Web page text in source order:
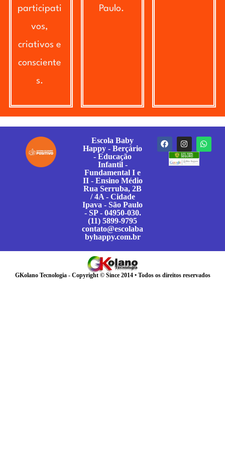
participati
vos,
criativos e
consciente
s.
Paulo.
Escola Baby
Happy - Berçário
- Educação
Infantil -
Fundamental I e
II - Ensino Médio
Rua Serruba, 2B
/ 4A - Cidade
Ipava - São Paulo
- SP - 04950-030.
(11) 5899-9795
contato@escolaba
byhappy.com.br
GKolano Tecnologia - Copyright © Since 2014 • Todos os direitos reservados